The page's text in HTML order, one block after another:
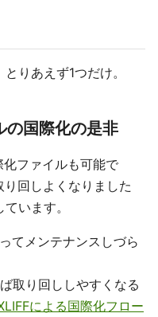
りあえず1つだけ。
国際化の是非
ファイルも可能で
回しよくなりました
います。
てメンテナンスしづら
取り回ししやすくなる
による国際化フロー